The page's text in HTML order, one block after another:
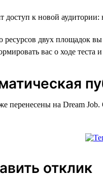
доступ к новой
ресурсов двух площадок
вас о ходе теста и
перенесены на Dream
отклик